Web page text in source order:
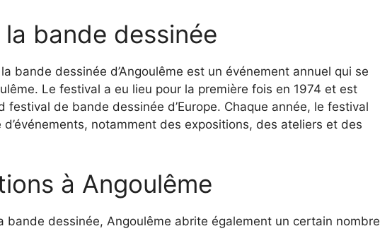
bande dessinée
bande dessinée d’Angoulême est un événement annuel qui se
Le festival a eu lieu pour la première fois en 1974 et est
festival de bande dessinée d’Europe. Chaque année, le festival
notamment des expositions, des ateliers et des
à Angoulême
bande dessinée, Angoulême abrite également un certain nombre